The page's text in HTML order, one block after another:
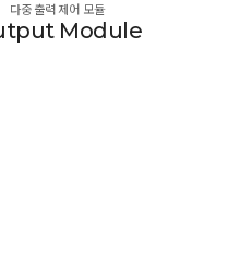
다중 출력 제어 모듈
Module